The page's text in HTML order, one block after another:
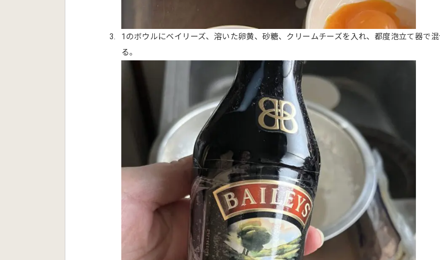
1のボウルにベイリーズ、溶いた卵黄、砂糖、クリームチーズを入れ、都度泡立て器で
る。